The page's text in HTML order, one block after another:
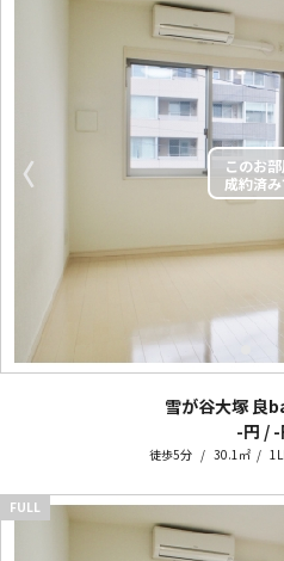
〈
雪が谷大塚 良
-円 / -
徒歩5分 30.1㎡
FULL